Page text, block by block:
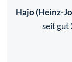
Hajo (Heinz-
seit gut